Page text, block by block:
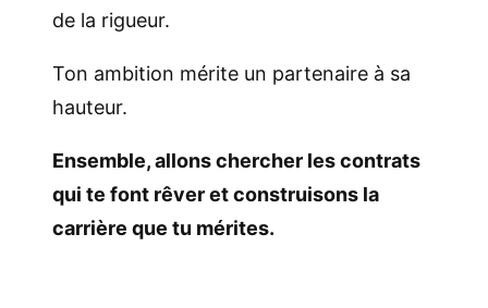
de la rigueur.
Ton ambition mérite un partenaire à sa
hauteur.
Ensemble, allons chercher les contrats
qui te font rêver et construisons la
carrière que tu mérites.